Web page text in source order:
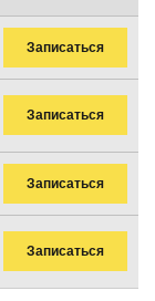
Записаться
Записаться
Записаться
Записаться